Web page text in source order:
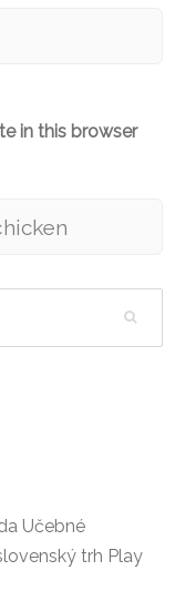
in this browser
Učebné
trh Play